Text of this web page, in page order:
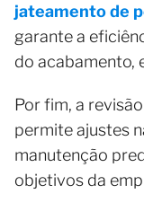
jateamento de
garante a
do acabamento,
Por fim, a
permite ajustes
manutenção
objetivos da